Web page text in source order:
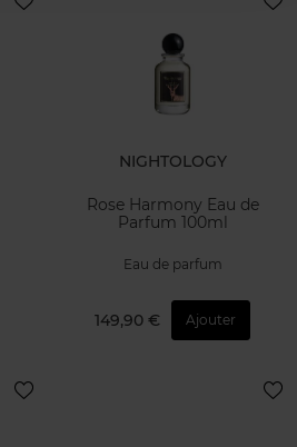
NIGHTOLOGY
Rose Harmony Eau de
Parfum 100ml
Eau de parfum
149,90 € Ajouter